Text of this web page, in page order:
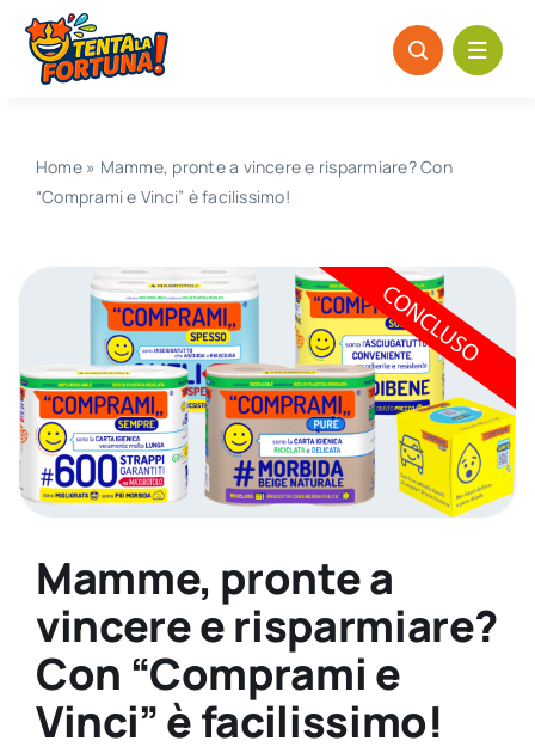
Salta
contenuto
Home» Mamme, pronte a vincere e risparmiare? Con
“Comprami e Vinci” è facilissimo!
Mamme, pronte a
vincere e risparmiare?
Con “Comprami e
Vinci” è facilissimo!